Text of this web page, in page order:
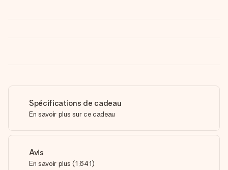
Spécifications de cadeau
En savoir plus sur ce cadeau
Avis
En savoir plus (1,641)